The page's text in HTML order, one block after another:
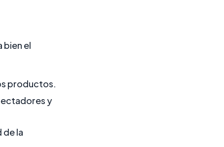
bien el
productos.
y
de la